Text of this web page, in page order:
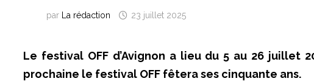
par La rédaction 23 juillet 2025
Le festival OFF d’Avignon a lieu du 5 au 26 juillet
prochaine le festival OFF fêtera ses cinquante ans.